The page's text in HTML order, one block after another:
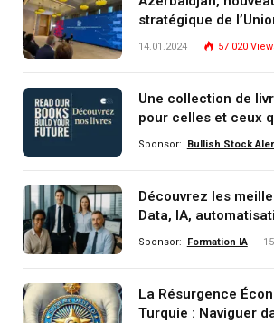
stratégique de
14.01.2024 57 020
Une collection de
pour celles et ceux
comprendre, investir
Sponsor: Bullish Stock
Découvrez les
Data, IA,
investissement
Sponsor: Formation IA
La Résurgence
Turquie : Naviguer